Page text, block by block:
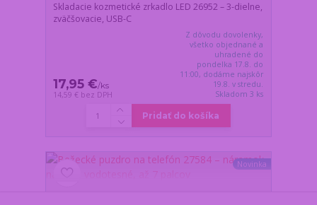
Skladacie kozmetické zrkadlo LED 26952 – 3-dielne,
zväčšovacie, USB-C
17,95 €/ks
14,59 € bez DPH
Z dôvodu dovolenky,
všetko objednané a
uhradené do
pondelka 17.8. do
11:00, dodáme najskôr
19.8. v stredu.
Skladom 3 ks
Pridať do košíka
Novinka